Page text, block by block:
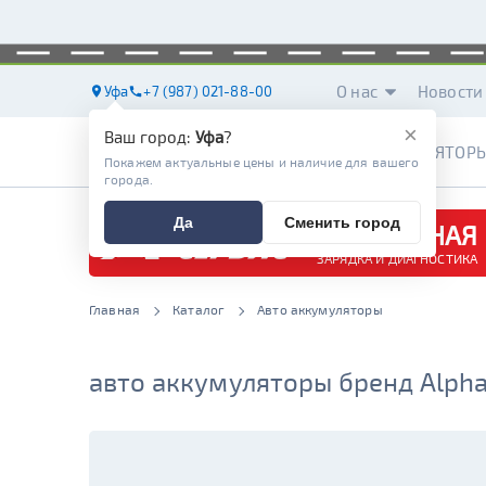
Уфа +7 (987) 021-88-00 О нас Новости
БЕСПЛАТНАЯ
ЗАРЯДКА И ДИАГНОСТИКА
Главная Каталог Авто аккумуляторы
авто аккумуляторы бренд
×
Ваш город: Уфа?
Покажем актуальные цены и наличие для вашего
города.
Да Сменить город